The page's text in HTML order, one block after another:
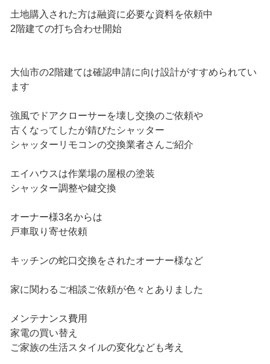
土地購入された方は融資に必要な資料を依頼中
2階建ての打ち合わせ開始
大仙市の2階建ては確認申請に向け設計がすすめられてい
ます
強風でドアクローサーを壊し交換のご依頼や
古くなってしたが錆びたシャッター
シャッターリモコンの交換業者さんご紹介
エイハウスは作業場の屋根の塗装
シャッター調整や鍵交換
オーナー様3名からは
戸車取り寄せ依頼
キッチンの蛇口交換をされたオーナー様など
家に関わるご相談ご依頼が色々とありました
メンテナンス費用
家電の買い替え
ご家族の生活スタイルの変化なども考え